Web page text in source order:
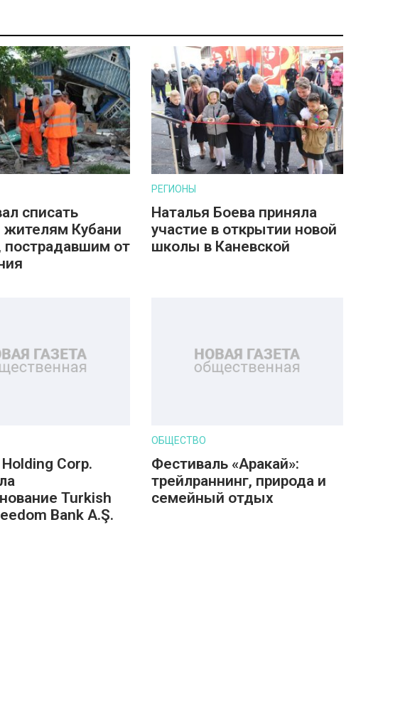
списать
Кубани
от
РЕГИОНЫ
Наталья Боева приняла
участие в открытии новой
школы в Каневской
Corp.
Turkish
Bank A.Ş.
ОБЩЕСТВО
Фестиваль «Аракай»:
трейлраннинг, природа и
семейный отдых